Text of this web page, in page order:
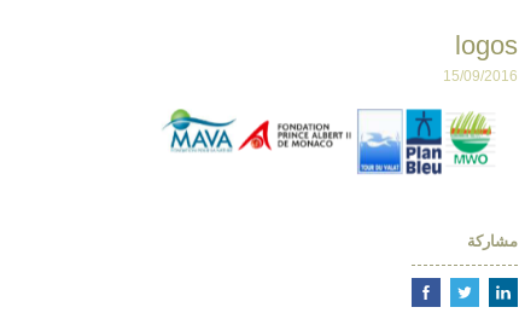
logos
15/09/2016
مشاركة